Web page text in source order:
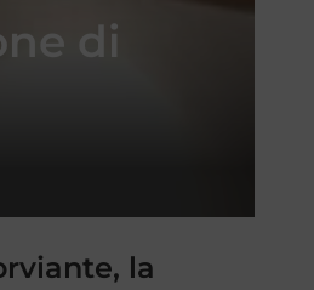
di
la